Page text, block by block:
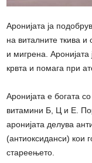
Аронијата ја
на виталните ткива и
и мигрена. Аронијата
крвта и помага при
Аронијата е богата
витамини Б, Ц и Е.
аронијата делува
(антиоксиданси) кои
стареењето.